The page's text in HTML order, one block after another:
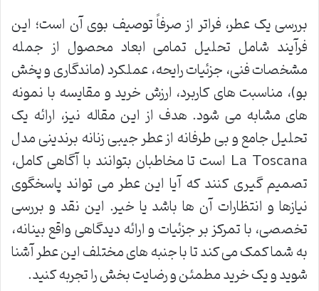
بررسی یک عطر، فراتر از صرفاً توصیف بوی آن است؛ این
فرآیند شامل تحلیل تمامی ابعاد محصول از جمله
مشخصات فنی، جزئیات رایحه، عملکرد (ماندگاری و پخش
بو)، مناسبت های کاربرد، ارزش خرید و مقایسه با نمونه
های مشابه می شود. هدف از این مقاله نیز، ارائه یک
تحلیل جامع و بی طرفانه از عطر جیبی زنانه برندینی مدل
La Toscana است تا مخاطبان بتوانند با آگاهی کامل،
تصمیم گیری کنند که آیا این عطر می تواند پاسخگوی
نیازها و انتظارات آن ها باشد یا خیر. این نقد و بررسی
تخصصی، با تمرکز بر جزئیات و ارائه دیدگاهی واقع بینانه،
به شما کمک می کند تا با جنبه های مختلف این عطر آشنا
شوید و یک خرید مطمئن و رضایت بخش را تجربه کنید.